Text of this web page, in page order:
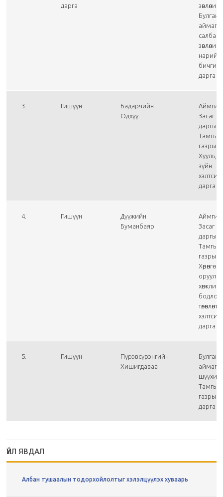
дарга
Булган
аймаг
салбар
нарийн
дарга
3. Гишүүн
Бадарчийн
Одхүү
Засаг
даргын
Тамгын
газрын
Хууль,
зүйн
дарга
4. Гишүүн
Дүүжийн
Буманбаяр
Засаг
даргын
Тамгын
газрын
Хөрөнгө
дарга
5. Гишүүн
Пүрэвсүрэнгийн
Хишигдаваа
Булган
аймаг
Тамгын
газрын
дарга
ҮЙЛ ЯВДАЛ
Албан тушаалын тодорхойлолтыг хэлэлцүүлэх хуваарь